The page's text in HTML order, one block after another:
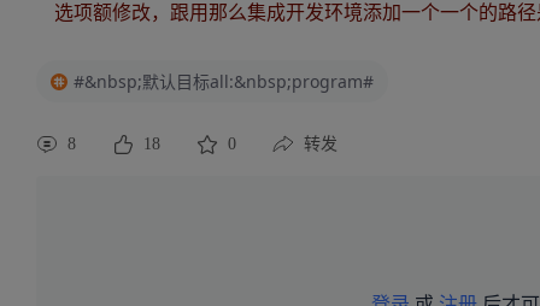
选项额修改，跟用那么集成开发环境添加一个一个的路
#&nbsp;默认目标all:&nbsp;program#
8 18 0 转发